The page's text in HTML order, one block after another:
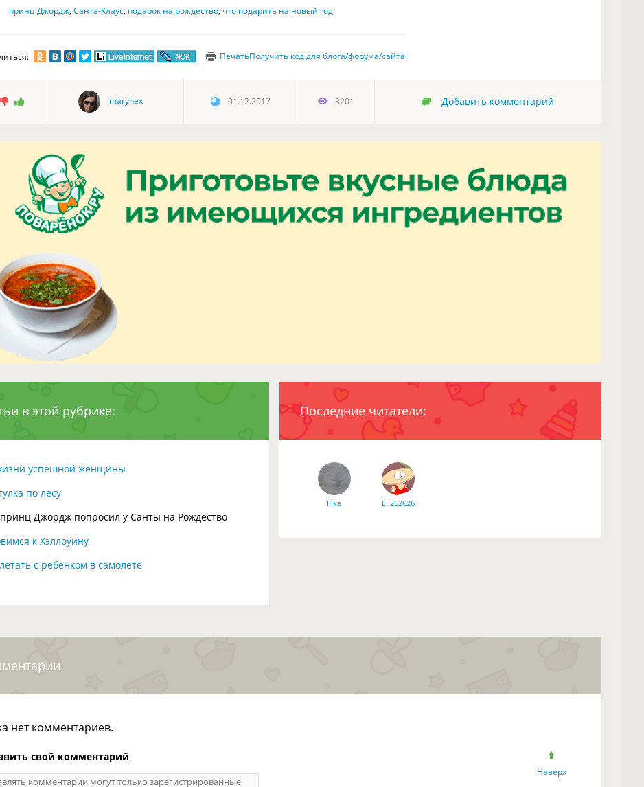
принц Джордж, Санта-Клаус, подарок на рождество, что подарить на новый год
ПечатьПолучить код для блога/форума/сайта
marynex 01.12.2017 3201 Добавить комментарий
в этой рубрике:
успешной женщины
по лесу
Джордж попросил у Санты на Рождество
к Хэллоуину
с ребенком в самолете
Последние читатели:
liika ЕГ262626
нет комментариев.
Наверх
свой комментарий